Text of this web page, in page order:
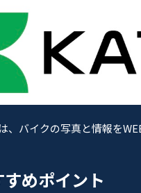
、バイクの写真と情報を
めポイント